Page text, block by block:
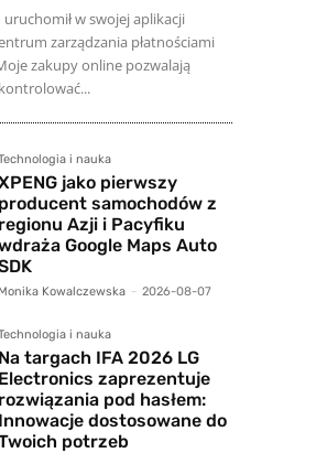
w swojej aplikacji
zarządzania płatnościami
zakupy online pozwalają
i nauka
jako pierwszy
producent samochodów z
regionu Azji i Pacyfiku
Google Maps Auto
Monika Kowalczewska - 2026-08-07
i nauka
Na targach IFA 2026 LG
Electronics zaprezentuje
rozwiązania pod hasłem:
Innowacje dostosowane do
potrzeb